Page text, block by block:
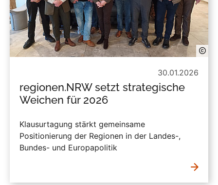
30.01.2026
regionen.NRW setzt strategische
Weichen für 2026
Klausurtagung stärkt gemeinsame
Positionierung der Regionen in der Landes-,
Bundes- und Europapolitik